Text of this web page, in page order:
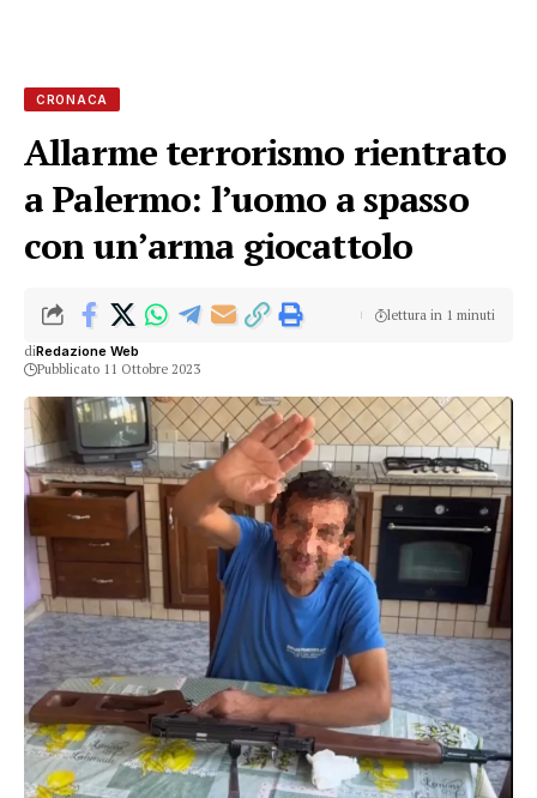
CRONACA
Allarme terrorismo rientrato
a Palermo: l’uomo a spasso
con un’arma giocattolo
diRedazione Web
Pubblicato 11 Ottobre 2023
lettura in 1 minuti